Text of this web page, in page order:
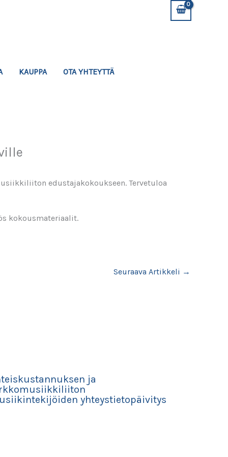
KAUPPA OTA YHTEYTTÄ
edustajakokoukseen. Tervetuloa
kokousmateriaalit.
Seuraava Artikkeli →
ja
yhteystietopäivitys